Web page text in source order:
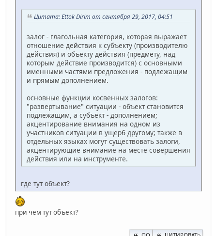
Цитата: Ettok Dirim от сентября 29, 2017, 04:51
залог - глагольная категория, которая выражает
отношение действия к субъекту (производителю
действия) и объекту действия (предмету, над
которым действие производится) с основными
именными частями предложения - подлежащим
и прямым дополнением.
основные функции косвенных залогов:
"развёртывание" ситуации - объект становится
подлежащим, а субъект - дополнением;
акцентирование внимания на одном из
участников ситуации в ущерб другому; также в
отдельных языках могут существовать залоги,
акцентирующие внимание на месте совершения
действия или на инструменте.
где тут объект?
при чем тут объект?